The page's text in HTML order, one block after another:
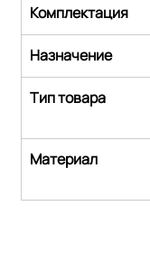
Комплектация
Назначение
Тип товара
Материал